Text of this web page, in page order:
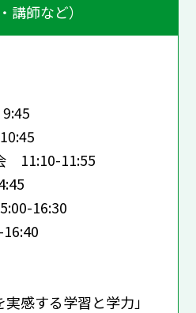
講師など）
11:10-11:55
16:30
感する学習と学力」